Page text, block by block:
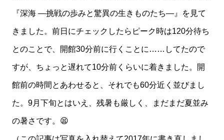
『深海 —挑戦の歩みと驚異の生きものたち—』を見て
きました。前日にチェックしたらピーク時は120分待ち
とのことで、開館30分前に行くことに……してたので
すが、ちょっと遅れて10分前くらいに着きました。開
館前の時間とあわせると、それでも60分近く並びまし
た。9月下旬とはいえ、残暑も厳しく、まだまだ夏並み
の暑さです。😫